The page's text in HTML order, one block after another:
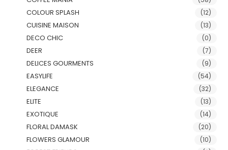
COLOUR SPLASH (12)
CUISINE MAISON (13)
DECO CHIC (0)
DEER (7)
DELICES GOURMENTS (9)
EASYLIFE (54)
ELEGANCE (32)
ELITE (13)
EXOTIQUE (14)
FLORAL DAMASK (20)
FLOWERS GLAMOUR (10)